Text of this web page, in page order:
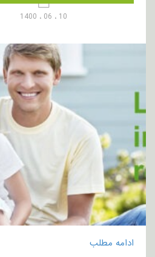
10 ، 06 ، 1400
ادامه مطلب